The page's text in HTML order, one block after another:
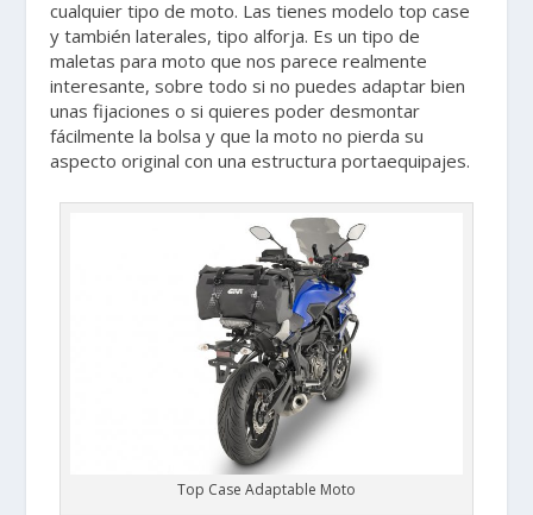
cualquier tipo de moto. Las tienes modelo top case
y también laterales, tipo alforja. Es un tipo de
maletas para moto que nos parece realmente
interesante, sobre todo si no puedes adaptar bien
unas fijaciones o si quieres poder desmontar
fácilmente la bolsa y que la moto no pierda su
aspecto original con una estructura portaequipajes.
Top Case Adaptable Moto